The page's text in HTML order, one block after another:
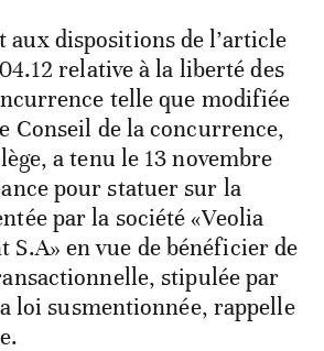
aux dispositions de l’article
relative à la liberté des
telle que modifiée
Conseil de la concurrence,
a tenu le 13 novembre
pour statuer sur la
par la société «Veolia
S.A» en vue de bénéficier de
stipulée par
loi susmentionnée, rappelle